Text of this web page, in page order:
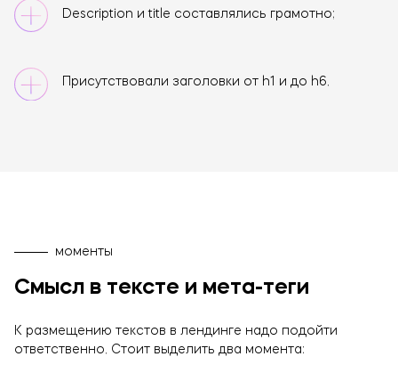
Description и title составлялись грамотно;
Присутствовали заголовки от h1 и до h6.
моменты
Смысл в тексте и мета-теги
К размещению текстов в лендинге надо подойти
ответственно. Стоит выделить два момента: